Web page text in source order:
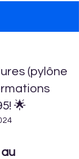
(pylône
🌟